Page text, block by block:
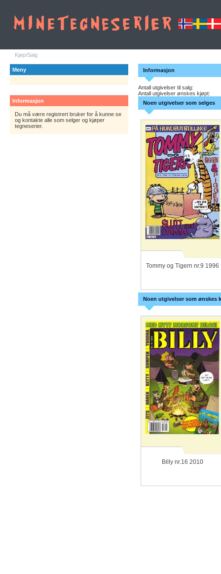
Kjøp/Salg
Meny
Informasjon
Du må være registrert bruker for å kunne se
og kontakte alle som selger og kjøper
tegneserier.
Informasjon
Antall utgivelser til salg:
Antall utgivelser ønskes kjøpt:
Noen utgivelser som selges
Tommy og Tigern nr.9 1996
Noen utgivelser som ønskes
Billy nr.16 2010